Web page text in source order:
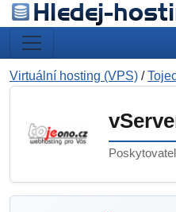
Virtuální hosting (VPS) /